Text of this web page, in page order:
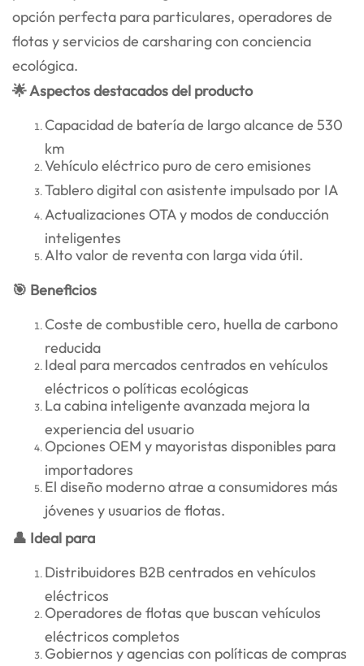
opción perfecta para particulares, operadores de
flotas y servicios de carsharing con conciencia
ecológica.
🌟 Aspectos destacados del producto
Capacidad de batería de largo alcance de 530
km
Vehículo eléctrico puro de cero emisiones
Tablero digital con asistente impulsado por IA
Actualizaciones OTA y modos de conducción
inteligentes
Alto valor de reventa con larga vida útil.
🎯 Beneficios
Coste de combustible cero, huella de carbono
reducida
Ideal para mercados centrados en vehículos
eléctricos o políticas ecológicas
La cabina inteligente avanzada mejora la
experiencia del usuario
Opciones OEM y mayoristas disponibles para
importadores
El diseño moderno atrae a consumidores más
jóvenes y usuarios de flotas.
👤 Ideal para
Distribuidores B2B centrados en vehículos
eléctricos
Operadores de flotas que buscan vehículos
eléctricos completos
Gobiernos y agencias con políticas de compras